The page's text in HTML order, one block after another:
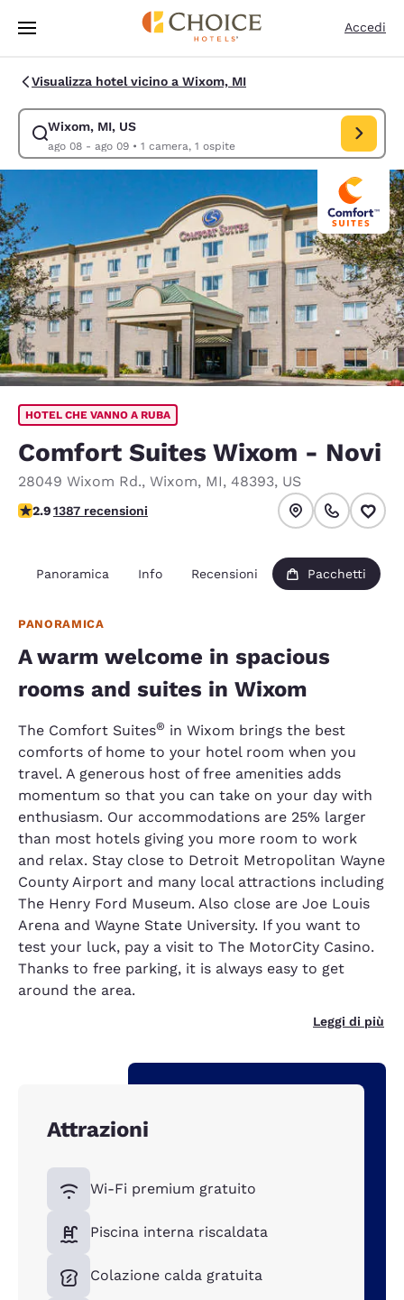
Vai A Contenuto Principale
Accedi
Visualizza hotel vicino a Wixom, MI
Wixom, MI, US
ago 08 - ago 09• 1 camera, 1 ospite
Modifica la ricerca per Wixom, MI, US. Data di check-in ago 08, data
HOTEL CHE VANNO A RUBA
Comfort Suites Wixom - Novi
28049 Wixom Rd., Wixom, MI, 48393, US
Valutazione di 2.87 stelle. Discreto.
2.91387 recensioni
Panoramica Info Recensioni Pacchetti
PANORAMICA
A warm welcome in spacious
rooms and suites in Wixom
The Comfort Suites® in Wixom brings the best
comforts of home to your hotel room when you
travel. A generous host of free amenities adds
momentum so that you can take on your day with
enthusiasm. Our accommodations are 25% larger
than most hotels giving you more room to work
and relax. Stay close to Detroit Metropolitan Wayne
County Airport and many local attractions including
The Henry Ford Museum. Also close are Joe Louis
Arena and Wayne State University. If you want to
test your luck, pay a visit to The MotorCity Casino.
Thanks to free parking, it is always easy to get
around the area.
Leggi di più
Attrazioni
Wi-Fi premium gratuito
Piscina interna riscaldata
Colazione calda gratuita